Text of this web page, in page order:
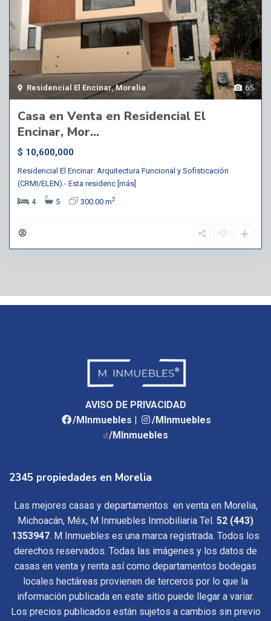
65
Residencial El Encinar,Morelia
Casa en Venta en Residencial El
Encinar, Mor...
$ 10,600,000
Residencial El Encinar: Arquitectura Funcional y Sofisticación
(CRMI/ELEN).- Esta residenc [más]
4
5 300.00 m2
AVISO DE PRIVACIDAD
/MInmuebles |
/MInmuebles
/MInmuebles
2345 propiedades en Morelia
Las mejores casas y departamentos en venta en Morelia,
Michoacán, Méx, M Inmuebles Inmobiliaria Tel. 52 (443)
1353947. M Inmuebles es una marca registrada. Todos los
derechos reservados. Todas las imágenes y los datos de
casas en venta y renta así como departamentos bodegas
locales hectáreas provienen de terceros por lo que la
información publicada en este sitio puede llegar a variar.
Los precios publicados están sujetos a cambios sin previo